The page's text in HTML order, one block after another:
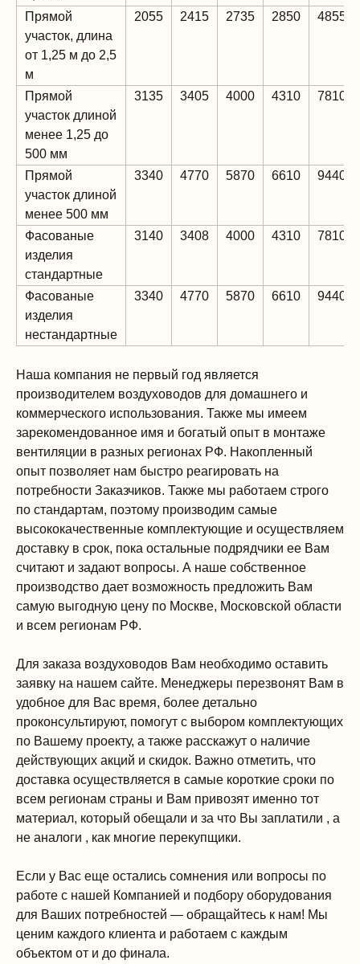
Прямой
участок, длина
от 1,25 м до 2,5
м
2055 2415 2735 2850 4855
Прямой
участок длиной
менее 1,25 до
500 мм
3135 3405 4000 4310 7810
Прямой
участок длиной
менее 500 мм
3340 4770 5870 6610 9440
Фасованые
изделия
стандартные
3140 3408 4000 4310 7810
Фасованые
изделия
нестандартные
3340 4770 5870 6610 9440
Наша компания не первый год является
производителем воздуховодов для домашнего и
коммерческого использования. Также мы имеем
зарекомендованное имя и богатый опыт в монтаже
вентиляции в разных регионах РФ. Накопленный
опыт позволяет нам быстро реагировать на
потребности Заказчиков. Также мы работаем строго
по стандартам, поэтому производим самые
высококачественные комплектующие и осуществляем
доставку в срок, пока остальные подрядчики ее Вам
считают и задают вопросы. А наше собственное
производство дает возможность предложить Вам
самую выгодную цену по Москве, Московской области
и всем регионам РФ.
Для заказа воздуховодов Вам необходимо оставить
заявку на нашем сайте. Менеджеры перезвонят Вам в
удобное для Вас время, более детально
проконсультируют, помогут с выбором комплектующих
по Вашему проекту, а также расскажут о наличие
действующих акций и скидок. Важно отметить, что
доставка осуществляется в самые короткие сроки по
всем регионам страны и Вам привозят именно тот
материал, который обещали и за что Вы заплатили , а
не аналоги , как многие перекупщики.
Если у Вас еще остались сомнения или вопросы по
работе с нашей Компанией и подбору оборудования
для Ваших потребностей — обращайтесь к нам! Мы
ценим каждого клиента и работаем с каждым
объектом от и до финала.